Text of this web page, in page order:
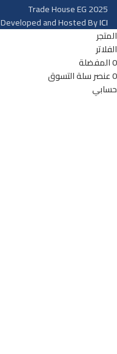
Trade House EG2025
Developed and Hosted ByICI
المتجر
الفلاتر
0المفضلة
0عنصرسلة التسوق
حسابي